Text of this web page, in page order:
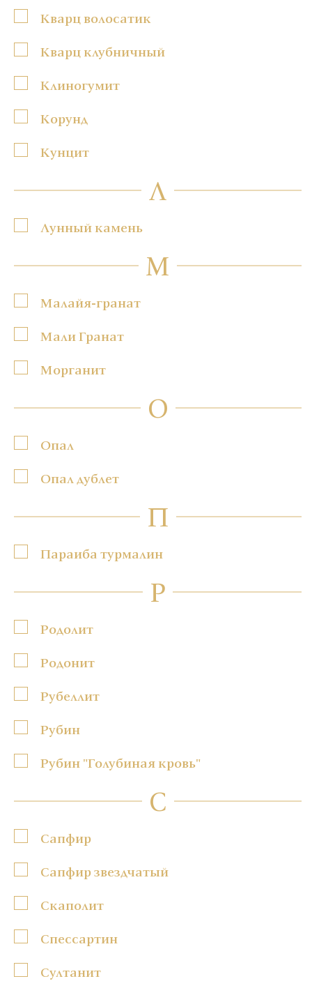
Кварц волосатик
Кварц клубничный
Клиногумит
Корунд
Кунцит
Л
Лунный камень
М
Малайя-гранат
Мали Гранат
Морганит
О
Опал
Опал дублет
П
Параиба турмалин
Р
Родолит
Родонит
Рубеллит
Рубин
Рубин "Голубиная кровь"
С
Сапфир
Сапфир звездчатый
Скаполит
Спессартин
Султанит